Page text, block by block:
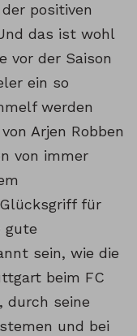
positiven
das ist wohl
vor der Saison
ein so
werden
Arjen Robben
von immer
für
gute
sein, wie die
beim FC
durch seine
und bei